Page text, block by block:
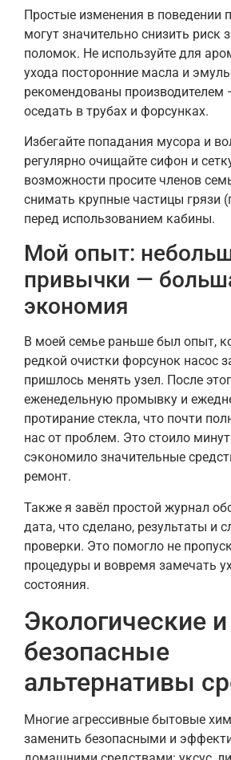
Простые изменения в поведении
могут значительно снизить риск
поломок. Не используйте для
ухода посторонние масла и
рекомендованы производителем
оседать в трубах и форсунках.
Избегайте попадания мусора и
регулярно очищайте сифон и
возможности просите членов
снимать крупные частицы грязи
перед использованием кабины.
Мой опыт:
привычки —
экономия
В моей семье раньше был опыт,
редкой очистки форсунок насос
пришлось менять узел. После
еженедельную промывку и
протирание стекла, что почти
нас от проблем. Это стоило
сэкономило значительные
ремонт.
Также я завёл простой журнал
дата, что сделано, результаты и
проверки. Это помогло не
процедуры и вовремя замечать
состояния.
Экологические и
безопасные
альтернативы
Многие агрессивные бытовые
заменить безопасными и